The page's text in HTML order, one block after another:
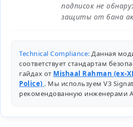
подписок не
защиты от бана
Technical Compliance: Данная
соответствует стандартам
гайдах от Mishaal Rahman (ex-
Police) . Мы используем V3
рекомендованную инженерами